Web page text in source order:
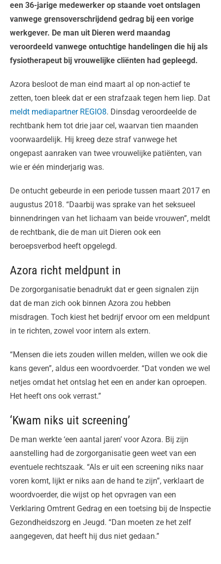
een 36-jarige medewerker op staande voet ontslagen
vanwege grensoverschrijdend gedrag bij een vorige
werkgever. De man uit Dieren werd maandag
veroordeeld vanwege ontuchtige handelingen die hij als
fysiotherapeut bij vrouwelijke cliënten had gepleegd.
Azora besloot de man eind maart al op non-actief te
zetten, toen bleek dat er een strafzaak tegen hem liep. Dat
meldt mediapartner REGIO8. Dinsdag veroordeelde de
rechtbank hem tot drie jaar cel, waarvan tien maanden
voorwaardelijk. Hij kreeg deze straf vanwege het
ongepast aanraken van twee vrouwelijke patiënten, van
wie er één minderjarig was.
De ontucht gebeurde in een periode tussen maart 2017 en
augustus 2018. “Daarbij was sprake van het seksueel
binnendringen van het lichaam van beide vrouwen”, meldt
de rechtbank, die de man uit Dieren ook een
beroepsverbod heeft opgelegd.
Azora richt meldpunt in
De zorgorganisatie benadrukt dat er geen signalen zijn
dat de man zich ook binnen Azora zou hebben
misdragen. Toch kiest het bedrijf ervoor om een meldpunt
in te richten, zowel voor intern als extern.
“Mensen die iets zouden willen melden, willen we ook die
kans geven”, aldus een woordvoerder. “Dat vonden we wel
netjes omdat het ontslag het een en ander kan oproepen.
Het heeft ons ook verrast.”
‘Kwam niks uit screening’
De man werkte ‘een aantal jaren’ voor Azora. Bij zijn
aanstelling had de zorgorganisatie geen weet van een
eventuele rechtszaak. “Als er uit een screening niks naar
voren komt, lijkt er niks aan de hand te zijn”, verklaart de
woordvoerder, die wijst op het opvragen van een
Verklaring Omtrent Gedrag en een toetsing bij de Inspectie
Gezondheidszorg en Jeugd. “Dan moeten ze het zelf
aangegeven, dat heeft hij dus niet gedaan.”